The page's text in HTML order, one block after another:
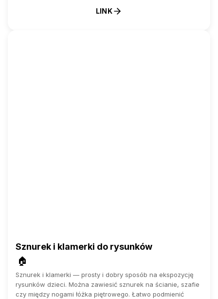
LINK
Sznurek i klamerki do rysunków
🏠
Sznurek i klamerki — prosty i dobry sposób na ekspozycję
rysunków dzieci. Można zawiesić sznurek na ścianie, szafie
czy między nogami łóżka piętrowego. Łatwo podmienić